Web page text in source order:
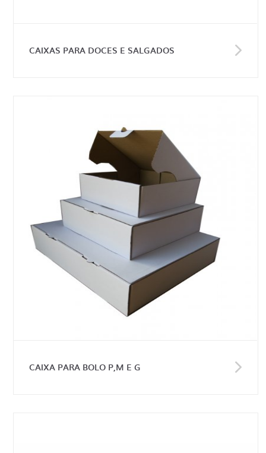
CAIXAS PARA DOCES E SALGADOS
CAIXA PARA BOLO P,M E G